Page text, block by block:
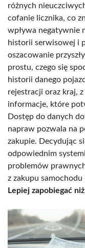
różnych
cofanie licznika, co
wpływa negatywnie
historii serwisowej i
oszacowanie
prostu, czego się
historii danego
rejestracji oraz kraj,
informacje, które
Dostęp do danych
napraw pozwala na
zakupie. Decydując
odpowiednim
problemów
z zakupu samochodu
Lepiej zapobiegać